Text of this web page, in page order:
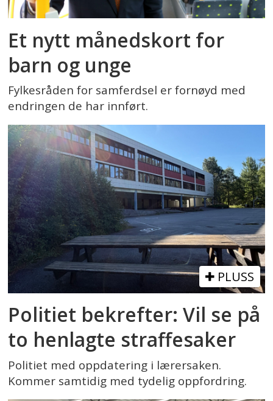
Et nytt månedskort for
barn og unge
Fylkesråden for samferdsel er fornøyd med
endringen de har innført.
PLUSS
Politiet bekrefter: Vil se på
to henlagte straffesaker
Politiet med oppdatering i lærersaken.
Kommer samtidig med tydelig oppfordring.